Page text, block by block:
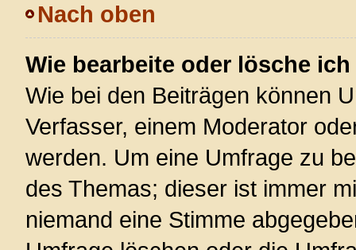
Nach oben
Wie bearbeite oder lösche
Wie bei den Beiträgen können
Verfasser, einem Moderator
werden. Um eine Umfrage zu
des Themas; dieser ist immer
niemand eine Stimme